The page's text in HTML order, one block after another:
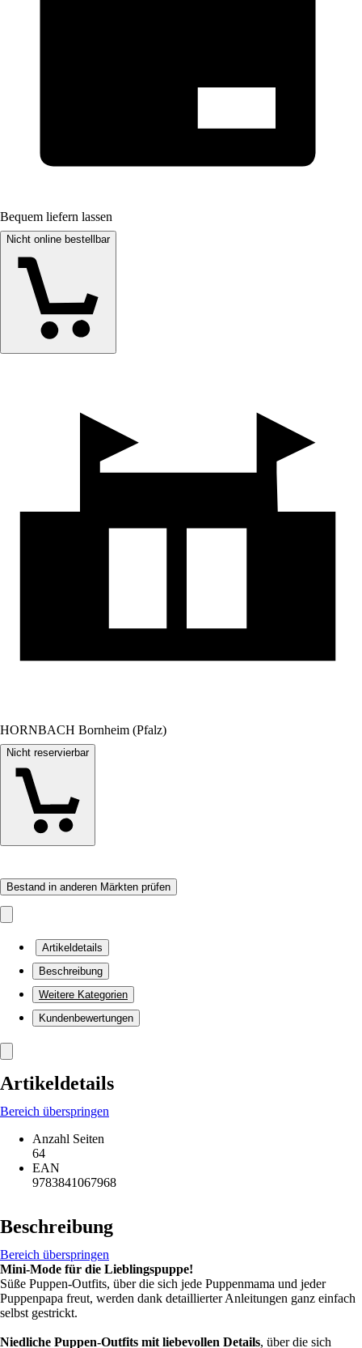
Bequem liefern lassen
Nicht online bestellbar
HORNBACH Bornheim (Pfalz)
Nicht reservierbar
Bestand in anderen Märkten prüfen
Artikeldetails
Beschreibung
Weitere Kategorien
Kundenbewertungen
Artikeldetails
Bereich überspringen
Anzahl Seiten
64
EAN
9783841067968
Beschreibung
Bereich überspringen
Mini-Mode für die Lieblingspuppe!
Süße Puppen-Outfits, über die sich jede Puppenmama und jeder
Puppenpapa freut, werden dank detaillierter Anleitungen ganz einfach
selbst gestrickt.
Niedliche Puppen-Outfits mit liebevollen Details, über die sich